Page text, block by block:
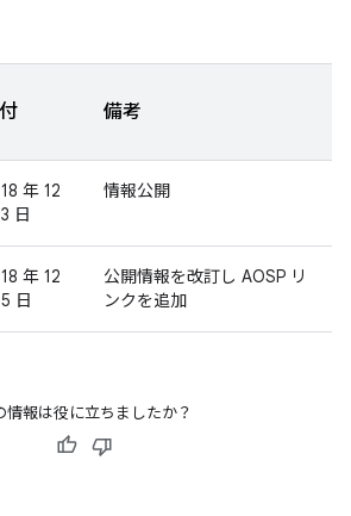
備考
年 12
日
情報公開
年 12
日
公開情報を改訂し AOSP リ
ンクを追加
情報は役に立ちましたか？